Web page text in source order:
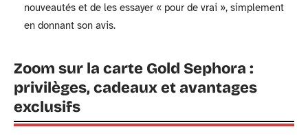
nouveautés et de les essayer « pour de vrai », simplement
en donnant son avis.
Zoom sur la carte Gold Sephora :
privilèges, cadeaux et avantages
exclusifs